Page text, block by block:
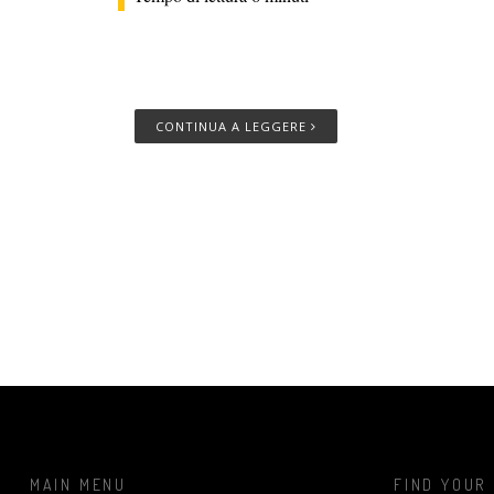
CONTINUA A LEGGERE
MAIN MENU FIND YOUR